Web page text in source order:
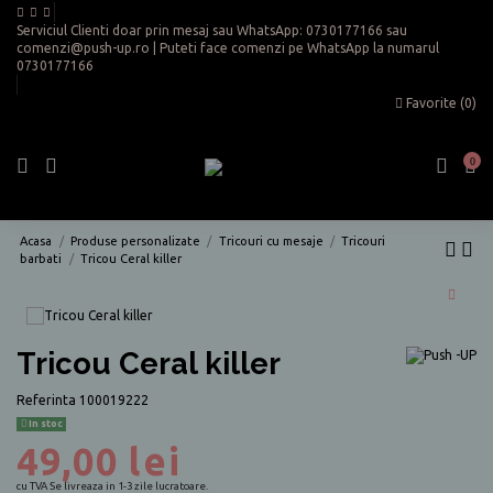
Serviciul Clienti doar prin mesaj sau WhatsApp: 0730177166 sau
comenzi@push-up.ro | Puteti face comenzi pe WhatsApp la numarul
0730177166
Favorite (0)
0
Acasa Produse personalizate Tricouri cu mesaje
Tricouri
barbati
Tricou Ceral killer
Tricou Ceral killer
Referinta 100019222
In stoc
49,00 lei
cu TVASe livreaza in 1-3 zile lucratoare.